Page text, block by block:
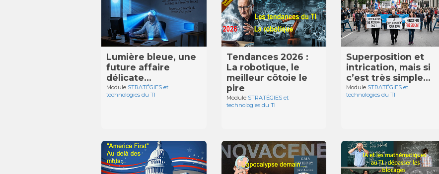
Lumière bleue, une
future affaire
délicate…
Module STRATÉGIES et
technologies du TI
Tendances 2026 :
La robotique, le
meilleur côtoie le
pire
Module STRATÉGIES et
technologies du TI
Superposition et
intrication, mais si
c’est très simple…
Module STRATÉGIES et
technologies du TI